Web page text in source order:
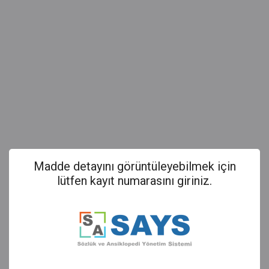
Madde detayını görüntüleyebilmek için
lütfen kayıt numarasını giriniz.